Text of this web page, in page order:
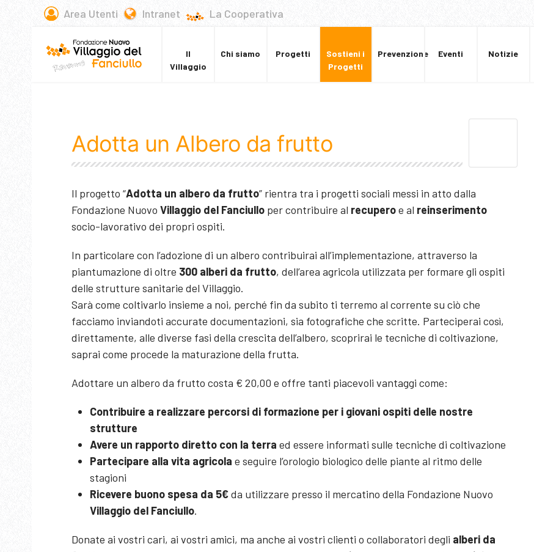
Area Utenti Intranet La Cooperativa
Il
Villaggio
Chi siamo Progetti
Sostieni i
Progetti
Prevenzione Eventi Notizie
Adotta un Albero da frutto
Il progetto “Adotta un albero da frutto” rientra tra i progetti sociali messi in atto dalla
Fondazione Nuovo Villaggio del Fanciullo per contribuire al recuperoe al reinserimento
socio-lavorativo dei propri ospiti.
In particolare con l’adozione di un albero contribuirai all’implementazione, attraverso la
piantumazione di oltre 300 alberi da frutto, dell’area agricola utilizzata per formare gli ospiti
delle strutture sanitarie del Villaggio.
Sarà come coltivarlo insieme a noi, perché fin da subito ti terremo al corrente su ciò che
facciamo inviandoti accurate documentazioni, sia fotografiche che scritte. Parteciperai così,
direttamente, alle diverse fasi della crescita dell’albero, scoprirai le tecniche di coltivazione,
saprai come procede la maturazione della frutta.
Adottare un albero da frutto costa € 20,00 e offre tanti piacevoli vantaggi come:
Contribuire a realizzare percorsi di formazione per i giovani ospiti delle nostre
strutture
Avere un rapporto diretto con la terra ed essere informati sulle tecniche di coltivazione
Partecipare alla vita agricola e seguire l’orologio biologico delle piante al ritmo delle
stagioni
Ricevere buono spesa da 5€da utilizzare presso il mercatino della Fondazione Nuovo
Villaggio del Fanciullo.
Donate ai vostri cari, ai vostri amici, ma anche ai vostri clienti o collaboratori degli alberi da